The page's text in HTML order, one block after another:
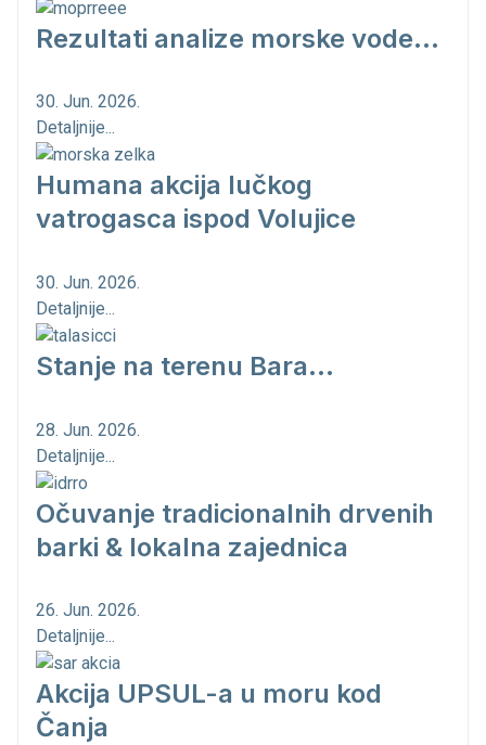
Rezultati analize morske vode...
30. Jun. 2026.
Detaljnije...
Humana akcija lučkog
vatrogasca ispod Volujice
30. Jun. 2026.
Detaljnije...
Stanje na terenu Bara...
28. Jun. 2026.
Detaljnije...
Očuvanje tradicionalnih drvenih
barki & lokalna zajednica
26. Jun. 2026.
Detaljnije...
Akcija UPSUL-a u moru kod
Čanja